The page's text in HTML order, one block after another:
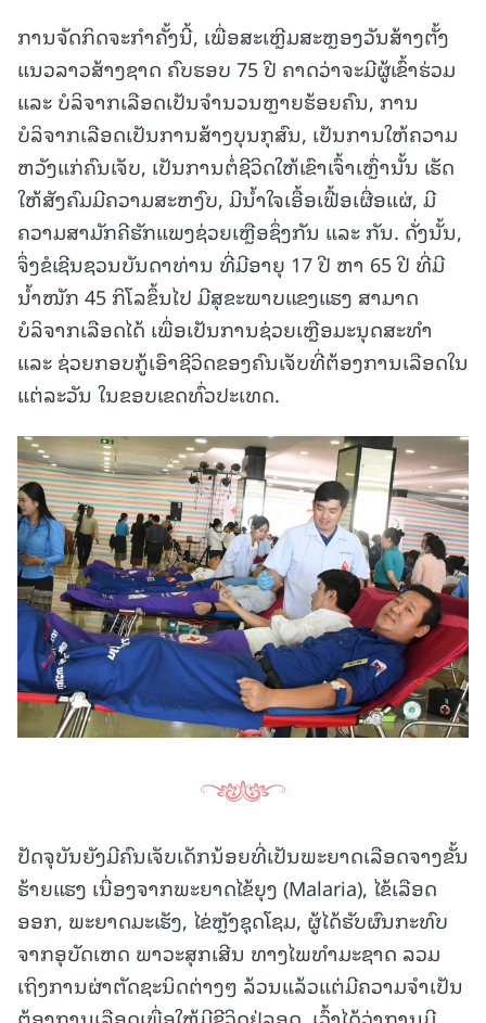
ການຈັດກິດຈະກຳຄັ້ງນີ້, ເພື່ອສະເຫຼີມສະຫຼອງວັນສ້າງຕັ້ງ
ແນວລາວສ້າງຊາດ ຄົບຮອບ 75 ປີ ຄາດວ່າຈະມີຜູ້ເຂົ້າຮ່ວມ
ແລະ ບໍລິຈາກເລືອດເປັນຈຳນວນຫຼາຍຮ້ອຍຄົນ, ການ
ບໍລິຈາກເລືອດເປັນການສ້າງບຸນກຸສົນ, ເປັນການໃຫ້ຄວາມ
ຫວັງແກ່ຄົນເຈັບ, ເປັນການຕໍ່ຊີວິດໃຫ້ເຂົາເຈົ້າເຫຼົ່ານັ້ນ ເຮັດ
ໃຫ້ສັງຄົມມີຄວາມສະຫງົບ, ມີນໍ້າໃຈເອື້ອເຟື້ອເຜື່ອແຜ່, ມີ
ຄວາມສາມັກຄີຮັກແພງຊ່ວຍເຫຼືອຊຶ່ງກັນ ແລະ ກັນ. ດັ່ງນັ້ນ,
ຈຶ່ງຂໍເຊີນຊວນບັນດາທ່ານ ທີ່ມີອາຍຸ 17 ປີ ຫາ 65 ປີ ທີ່ມີ
ນໍ້າໜັກ 45 ກິໂລຂຶ້ນໄປ ມີສຸຂະພາບແຂງແຮງ ສາມາດ
ບໍລິຈາກເລືອດໄດ້ ເພື່ອເປັນການຊ່ວຍເຫຼືອມະນຸດສະທຳ
ແລະ ຊ່ວຍກອບກູ້ເອົາຊີວິດຂອງຄົນເຈັບທີ່ຕ້ອງການເລືອດໃນ
ແຕ່ລະວັນ ໃນຂອບເຂດທົ່ວປະເທດ.
ປັດຈຸບັນຍັງມີຄົນເຈັບເດັກນ້ອຍທີ່ເປັນພະຍາດເລືອດຈາງຂັ້ນ
ຮ້າຍແຮງ ເນື່ອງຈາກພະຍາດໄຂ້ຍຸງ (Malaria), ໄຂ້ເລືອດ
ອອກ, ພະຍາດມະເຮັງ, ໄຂ່ຫຼັງຊຸດໂຊມ, ຜູ້ໄດ້ຮັບຜົນກະທົບ
ຈາກອຸບັດເຫດ ພາວະສຸກເສີນ ທາງໄພທຳມະຊາດ ລວມ
ເຖິງການຜ່າຕັດຊະນິດຕ່າງໆ ລ້ວນແລ້ວແຕ່ມີຄວາມຈໍາເປັນ